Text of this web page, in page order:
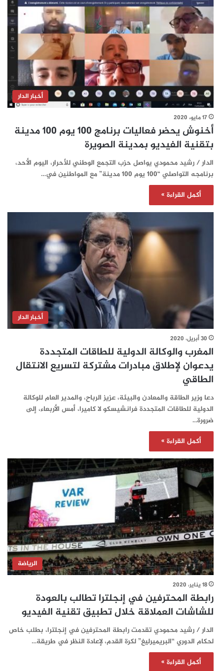
أخبار الدار
17 مايو، 2020
أخنوش يحضر فعاليات برنامج 100 يوم 100 مدينة
بتقنية الفيديو بمدينة الصويرة
الدار / رشيد محمودي يواصل حزب التجمع الوطني للأحرار، اليوم الأحد،
برنامجه التواصلي “100 يوم 100 مدينة” مع المواطنين في…
أكمل القراءة »
أخبار الدار
30 أبريل، 2020
المغرب والوكالة الدولية للطاقات المتجددة
يدعوان لإطلاق مبادرات مشتركة لتسريع الانتقال
الطاقي
دعا وزير الطاقة والمعادن والبيئة، عزيز الرباح، والمدير العام للوكالة
الدولية للطاقات المتجددة فرانشيسكو لا كاميرا، أمس الأربعاء، إلى
ضرورة…
أكمل القراءة »
الرياضة
18 يناير، 2020
رابطة المحترفين في إنجلترا تطالب بالعودة
للشاشات العملاقة خلال تطبيق تقنية الفيديو
الدار / رشيد محمودي تقدمت رابطة المحترفين في إنجلترا، بطلب خاص
لحكام الدوري “البريميرليغ” لكرة القدم، لإعادة النظر في طريقة…
أكمل القراءة »